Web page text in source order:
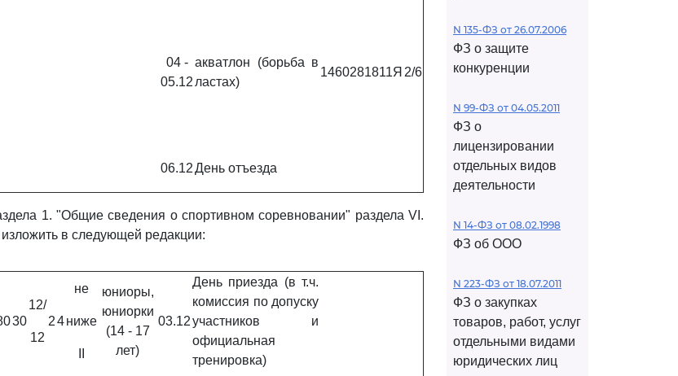
04 -
05.12
акватлон (борьба в
ластах)
1460281811Я 2/6
06.12День отъезда
1. "Общие сведения о спортивном соревновании" раздела VI.
в следующей редакции:
30
12/
12
24
не
ниже
юниоры,
юниорки
(14 - 17
лет)
03.12
День приезда (в т.ч.
комиссия по допуску
участников и
официальная
тренировка)
N 135-ФЗ от 26.07.2006
ФЗ о защите
конкуренции
N 99-ФЗ от 04.05.2011
ФЗ о
лицензировании
отдельных видов
деятельности
N 14-ФЗ от 08.02.1998
ФЗ об ООО
N 223-ФЗ от 18.07.2011
ФЗ о закупках
товаров, работ, услуг
отдельными видами
юридических лиц